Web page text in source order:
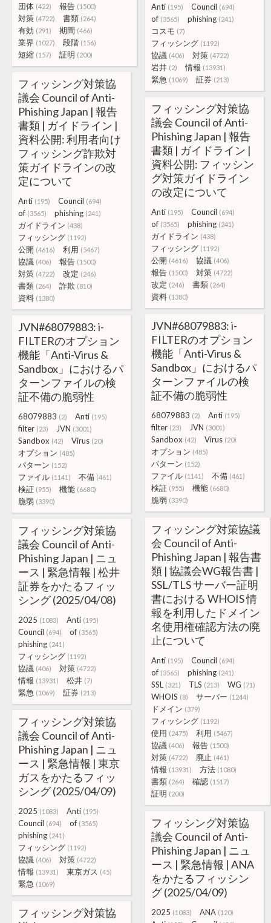
団体 (422) 報告 (1500)
対策 (4722) 書類 (264)
有効 (291) 期間 (466)
業界 (1027) 段階 (156)
短縮 (157) 証明 (200)
Anti (195) Council (694)
of (3565) phishing (241)
コスモ (7)
フィッシング (1192)
協議 (406) 対策 (4722)
岩井 (2) 情報 (13931)
緊急 (1069) 証券 (213)
フィッシング対策協
議会 Council of Anti-
Phishing Japan | 報告
書類 | ガイドライン |
資料公開: 利用者向け
フィッシング詐欺対
策ガイドラインの改
定について
Anti (195) Council (694)
of (3565) phishing (241)
ガイドライン (438)
フィッシング (1192)
公開 (4616) 利用 (5467)
協議 (406) 報告 (1500)
対策 (4722) 改定 (246)
書類 (264) 詐欺 (810)
資料 (1380)
フィッシング対策協
議会 Council of Anti-
Phishing Japan | 報告
書類 | ガイドライン |
資料公開: フィッシン
グ対策ガイドライン
の改定について
Anti (195) Council (694)
of (3565) phishing (241)
ガイドライン (438)
フィッシング (1192)
公開 (4616) 協議 (406)
報告 (1500) 対策 (4722)
改定 (246) 書類 (264)
資料 (1380)
JVN#68079883: i-
FILTERのオプション
機能「Anti-Virus &
Sandbox」におけるパ
ターンファイルの検
証不備の脆弱性
68079883 (2) Anti (195)
filter (23) JVN (3001)
Sandbox (42) Virus (20)
オプション (485)
パターン (152)
ファイル (1141) 不備 (461)
検証 (955) 機能 (6680)
脆弱 (3390)
JVN#68079883: i-
FILTERのオプション
機能「Anti-Virus &
Sandbox」におけるパ
ターンファイルの検
証不備の脆弱性
68079883 (2) Anti (195)
filter (23) JVN (3001)
Sandbox (42) Virus (20)
オプション (485)
パターン (152)
ファイル (1141) 不備 (461)
検証 (955) 機能 (6680)
脆弱 (3390)
フィッシング対策協議
会 Council of Anti-
Phishing Japan | 報告書
類 | 協議会WG報告書 |
SSL/TLS サーバー証明
書における WHOIS 情
報を利用したドメイン
名使用権確認方法の廃
止について
Anti (195) Council (694)
of (3565) phishing (241)
SSL (321) TLS (213) WG (71)
WHOIS (8) サーバー (1244)
ドメイン (379)
フィッシング (1192)
使用 (2475) 利用 (5467)
協議 (406) 報告 (1500)
対策 (4722) 廃止 (461)
情報 (13931) 方法 (1080)
書類 (264) 確認 (1517)
証明 (200)
フィッシング対策協
議会 Council of Anti-
Phishing Japan | ニュ
ース | 緊急情報 | 松井
証券をかたるフィッ
シング (2025/04/08)
2025 (1083) Anti (195)
Council (694) of (3565)
phishing (241)
フィッシング (1192)
協議 (406) 対策 (4722)
情報 (13931) 松井 (7)
緊急 (1069) 証券 (213)
フィッシング対策協
議会 Council of Anti-
Phishing Japan | ニュ
ース | 緊急情報 | 東京
ガスをかたるフィッ
シング (2025/04/09)
2025 (1083) Anti (195)
Council (694) of (3565)
phishing (241)
フィッシング (1192)
協議 (406) 対策 (4722)
情報 (13931) 東京ガス (45)
緊急 (1069)
フィッシング対策協
議会 Council of Anti-
Phishing Japan | ニュ
ース | 緊急情報 | ANA
をかたるフィッシン
グ (2025/04/09)
2025 (1083) ANA (120)
フィッシング対策協